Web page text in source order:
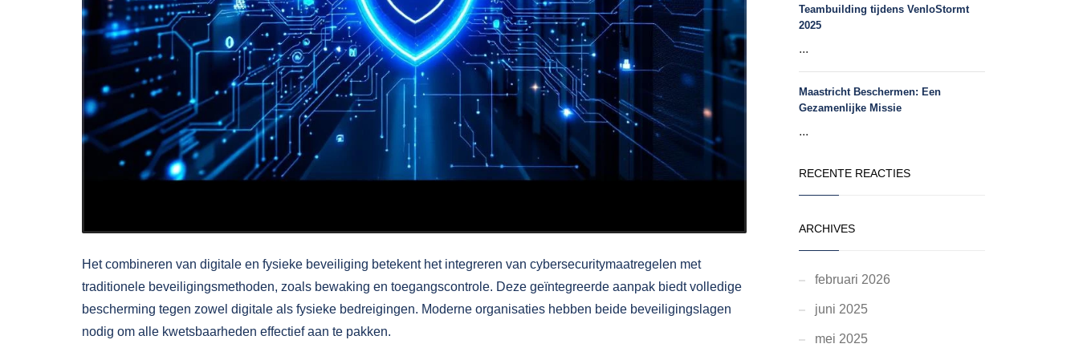
Het combineren van digitale en fysieke beveiliging betekent het integreren van cybersecuritymaatregelen met
traditionele beveiligingsmethoden, zoals bewaking en toegangscontrole. Deze geïntegreerde aanpak biedt volledige
bescherming tegen zowel digitale als fysieke bedreigingen. Moderne organisaties hebben beide beveiligingslagen
nodig om alle kwetsbaarheden effectief aan te pakken.
Teambuilding tijdens VenloStormt
2025
...
Maastricht Beschermen: Een
Gezamenlijke Missie
...
RECENTE REACTIES
ARCHIVES
februari 2026
juni 2025
mei 2025